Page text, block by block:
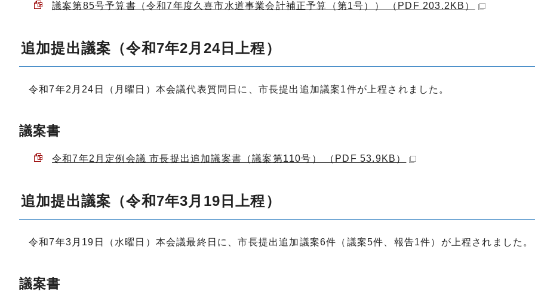
議案第85号予算書（令和7年度久喜市水道事業会計補正予算（第1号）） （PDF 203.2KB）
追加提出議案（令和7年2月24日上程）
令和7年2月24日（月曜日）本会議代表質問日に、市長提出追加議案1件が上程されました。
議案書
令和7年2月定例会議 市長提出追加議案書（議案第110号） （PDF 53.9KB）
追加提出議案（令和7年3月19日上程）
令和7年3月19日（水曜日）本会議最終日に、市長提出追加議案6件（議案5件、報告1件）が上程されました。
議案書